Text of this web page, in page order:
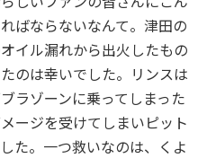
ばならないなんて。津田の
イル漏れから出火したもの
のは幸いでした。リンスは
ラゾーンに乗ってしまった
ージを受けてしまいピット
た。一つ救いなのは、くよ